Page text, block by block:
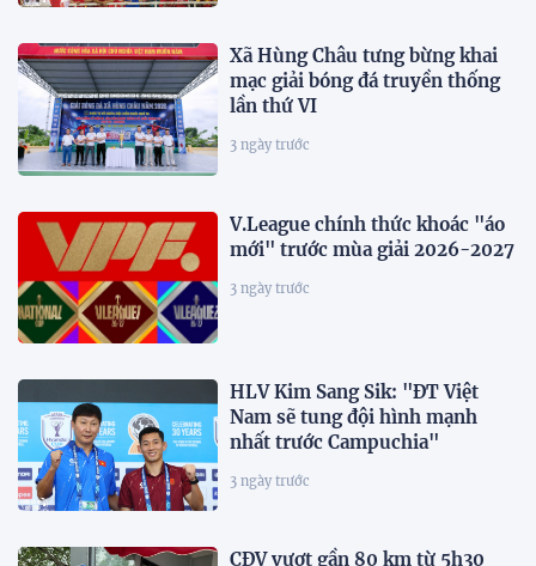
Xã Hùng Châu tưng bừng khai
mạc giải bóng đá truyền thống
lần thứ VI
3 ngày trước
V.League chính thức khoác "áo
mới" trước mùa giải 2026-2027
3 ngày trước
HLV Kim Sang Sik: "ĐT Việt
Nam sẽ tung đội hình mạnh
nhất trước Campuchia"
3 ngày trước
CĐV vượt gần 80 km từ 5h30